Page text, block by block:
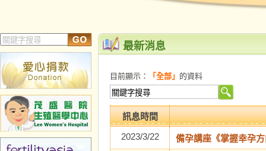
最新消息
目前顯示： 「全部」 的資料
訊息時間
2023/3/22
備孕講座《掌握幸孕